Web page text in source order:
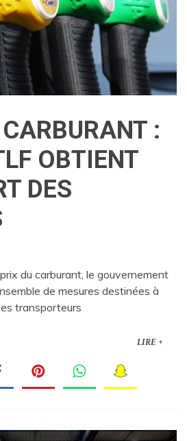
:
OBTIENT
DES
du carburant, le gouvernement
de mesures destinées à
transporteurs
LIRE +